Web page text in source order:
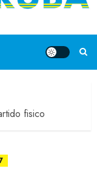
fisico